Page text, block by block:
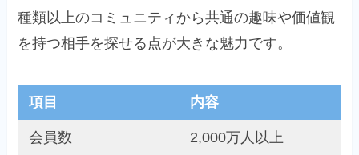
種類以上のコミュニティから共通の趣味や価値観
を持つ相手を探せる点が大きな魅力です。
項目 内容
会員数 2,000万人以上